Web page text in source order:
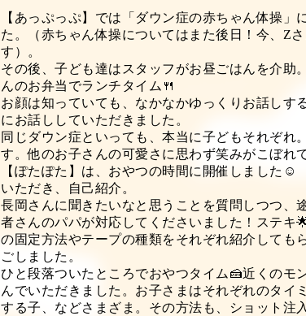
【あっぷっぷ】では「ダウン症の赤ちゃん体操」
た。（赤ちゃん体操についてはまた後日！今、 Z
す）。
その後、子ども達はスタッフがお昼ごはんを介助
んのお弁当でランチタイム🍴
お顔は知っていても、なかなかゆっくりお話しす
にお話ししていただきました。
同じダウン症といっても、本当に子どもそれぞれ
す。他のお子さんの可愛さに思わず笑みがこぼれ
【ぽたぽた】は、おやつの時間に開催しました
いただき、自己紹介。
長岡さんに聞きたいなと思うことを質問しつつ、
者さんのパパが対応してくださいました！ステキ
の固定方法やテープの種類をそれぞれ紹介しても
ごしました。
ひと段落ついたところでおやつタイム🍰近くのモ
んでいただきました。お子さまはそれぞれのタイ
する子、などさまざま。その方法も、ショット注